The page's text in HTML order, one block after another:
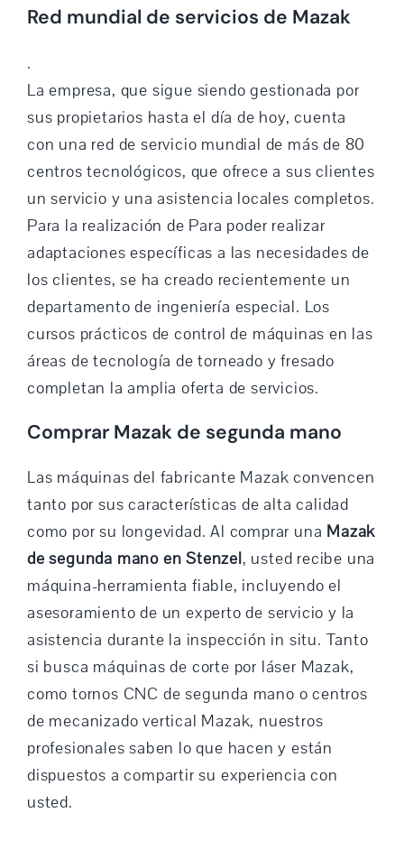
Red mundial de servicios de Mazak
.
La empresa, que sigue siendo gestionada por
sus propietarios hasta el día de hoy, cuenta
con una red de servicio mundial de más de 80
centros tecnológicos, que ofrece a sus clientes
un servicio y una asistencia locales completos.
Para la realización de Para poder realizar
adaptaciones específicas a las necesidades de
los clientes, se ha creado recientemente un
departamento de ingeniería especial. Los
cursos prácticos de control de máquinas en las
áreas de tecnología de torneado y fresado
completan la amplia oferta de servicios.
Comprar Mazak de segunda mano
Las máquinas del fabricante Mazak convencen
tanto por sus características de alta calidad
como por su longevidad. Al comprar una Mazak
de segunda mano en Stenzel, usted recibe una
máquina-herramienta fiable, incluyendo el
asesoramiento de un experto de servicio y la
asistencia durante la inspección in situ. Tanto
si busca máquinas de corte por láser Mazak,
como tornos CNC de segunda mano o centros
de mecanizado vertical Mazak, nuestros
profesionales saben lo que hacen y están
dispuestos a compartir su experiencia con
usted.